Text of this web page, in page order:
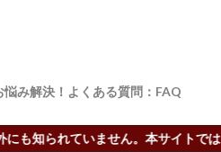
悩み解決！よくある質問：FAQ
ていません。本サイトでは【正しく